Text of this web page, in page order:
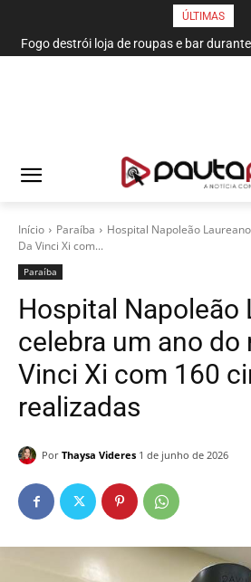
ÚLTIMAS
Fogo destrói loja de roupas e bar durante
de João Pessoa
Botafogo-PB perde para o Santa
Nordeste
Início Paraí­ba
Hospital Napoleão
Da Vinci Xi com...
Paraí­ba
Hospital Napoleão
celebra um ano do
Vinci Xi com 160
realizadas
Por Thaysa Videres 1 de junho de 2026